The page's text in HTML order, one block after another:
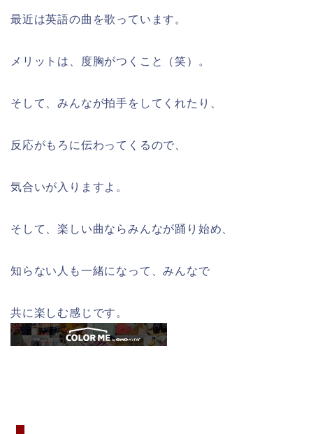
最近は英語の曲を歌っています。
メリットは、度胸がつくこと（笑）。
そして、みんなが拍手をしてくれたり、
反応がもろに伝わってくるので、
気合いが入りますよ。
そして、楽しい曲ならみんなが踊り始め、
知らない人も一緒になって、みんなで
共に楽しむ感じです。